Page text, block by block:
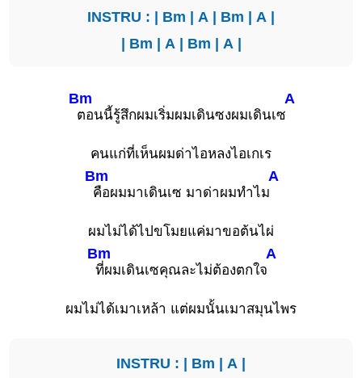
INSTRU : | Bm | A | Bm | A |
| Bm | A | Bm | A |
Bm
ตอนนี้รู้สึกผมเริ่มผมเดินซงผมเดินเซ
A
คนแก่ที่เห็นผมด่าไอหลงไอเกเร
Bm
คือผมมาเดินเซ มาด่าผมทำไม
A
ผมไม่ได้ไปขโมยแค่มาขอต้นไผ่
Bm
ที่ผมเดินเซคุณละไม่ต้องตกใจ
A
ผมไม่ได้เมาเหล้า แต่ผมนั้นเมาสมุนไพร
INSTRU : | Bm | A |